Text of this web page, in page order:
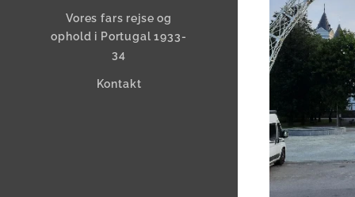
Vores fars rejse og
ophold i Portugal 1933-
34
Kontakt